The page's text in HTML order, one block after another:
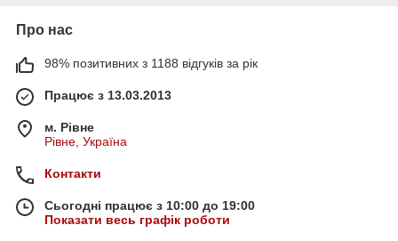
Про нас
98% позитивних з 1188 відгуків за рік
Працює з 13.03.2013
м. Рівне
Рівне, Україна
Контакти
Сьогодні працює з 10:00 до 19:00
Показати весь графік роботи